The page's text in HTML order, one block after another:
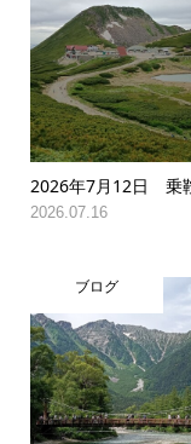
2026年7月12日 乗
2026.07.16
ブログ